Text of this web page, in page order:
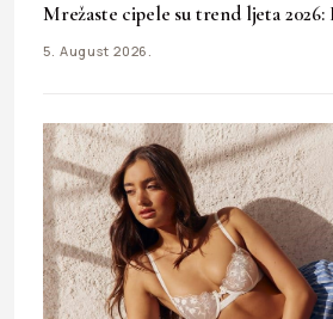
Mrežaste cipele su trend ljeta 2026:
5. August 2026.